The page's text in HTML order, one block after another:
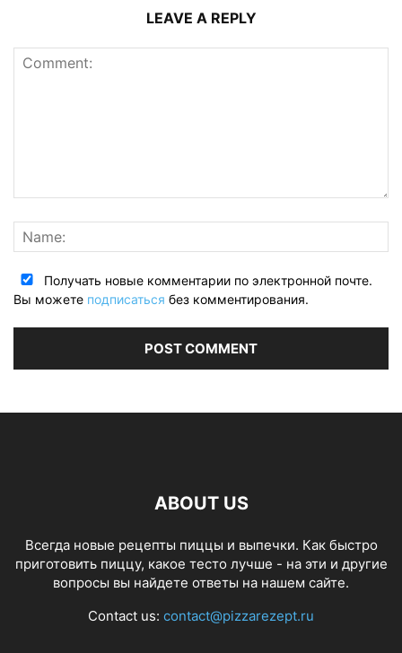
LEAVE A REPLY
Получать новые комментарии по электронной почте.
Вы можете подписаться без комментирования.
ABOUT US
Всегда новые рецепты пиццы и выпечки. Как быстро
приготовить пиццу, какое тесто лучше - на эти и другие
вопросы вы найдете ответы на нашем сайте.
Contact us: contact@pizzarezept.ru